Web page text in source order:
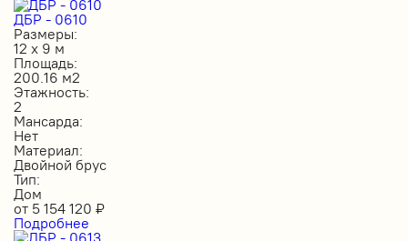
ДБР - 0610
Размеры:
12 х 9 м
Площадь:
200.16 м2
Этажность:
2
Мансарда:
Нет
Материал:
Двойной брус
Тип:
Дом
от 5 154 120 ₽
Подробнее